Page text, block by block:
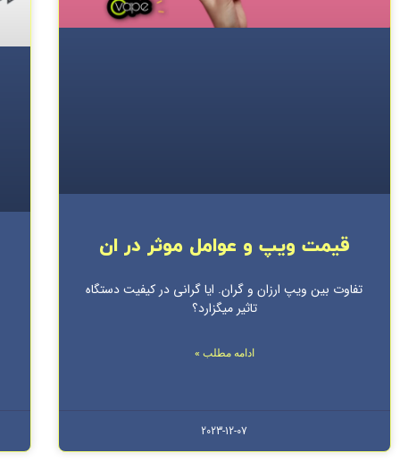
قیمت ویپ و عوامل موثر در ان
تفاوت بین ویپ ارزان و گران. ایا گرانی در کیفیت دستگاه
تاثیر میگزارد؟
ادامه مطلب »
2023-12-07